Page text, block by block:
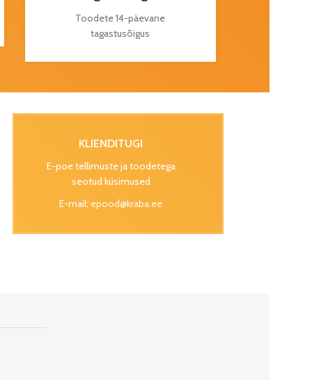
Toodete 14-päevane
tagastusõigus
KLIENDITUGI
E-poe tellimuste ja toodetega
seotud küsimused
E-mail: epood@kraba.ee